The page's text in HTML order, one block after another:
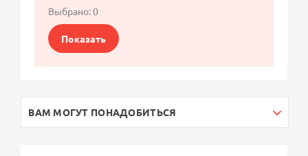
Выбрано:0
Показать
ВАМ МОГУТ ПОНАДОБИТЬСЯ